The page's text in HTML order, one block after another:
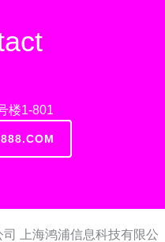
楼1-801
上海鸿浦信息科技有限公